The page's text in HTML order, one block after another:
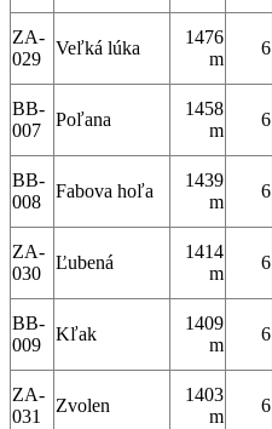
ZA-
029
Veľká lúka
1476
m
6
BB-
007
Poľana
1458
m
6
BB-
008
Fabova hoľa
1439
m
6
ZA-
030
Ľubená
1414
m
6
BB-
009
Kľak
1409
m
6
ZA-
031
Zvolen
1403
m
6